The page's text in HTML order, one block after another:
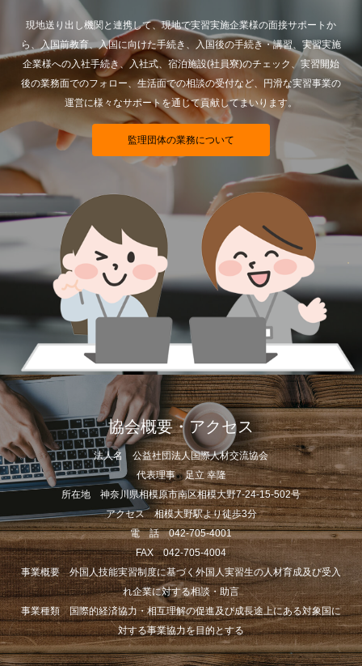
現地送り出し機関と連携して、現地で実習実施企業様の面接サポートか
ら、入国前教育、入国に向けた手続き、入国後の手続き・講習、実習実施
企業様への入社手続き、入社式、宿泊施設(社員寮)のチェック、実習開始
後の業務面でのフォロー、生活面での相談の受付など、円滑な実習事業の
運営に様々なサポートを通じて貢献してまいります。
監理団体の業務について
協会概要・アクセス
法人名 公益社団法人国際人材交流協会
代表理事 足立 幸隆
所在地 神奈川県相模原市南区相模大野7-24-15-502号
アクセス 相模大野駅より徒歩3分
電 話 042-705-4001
FAX 042-705-4004
事業概要 外国人技能実習制度に基づく外国人実習生の人材育成及び受入
れ企業に対する相談・助言
事業種類 国際的経済協力・相互理解の促進及び成長途上にある対象国に
対する事業協力を目的とする